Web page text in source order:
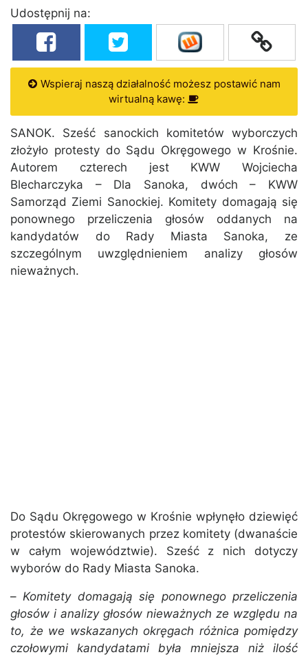
Udostępnij na:
Wspieraj naszą działalność możesz postawić nam
wirtualną kawę:
SANOK. Sześć sanockich komitetów wyborczych
złożyło protesty do Sądu Okręgowego w Krośnie.
Autorem czterech jest KWW Wojciecha
Blecharczyka – Dla Sanoka, dwóch – KWW
Samorząd Ziemi Sanockiej. Komitety domagają się
ponownego przeliczenia głosów oddanych na
kandydatów do Rady Miasta Sanoka, ze
szczególnym uwzględnieniem analizy głosów
nieważnych.
Do Sądu Okręgowego w Krośnie wpłynęło dziewięć
protestów skierowanych przez komitety (dwanaście
w całym województwie). Sześć z nich dotyczy
wyborów do Rady Miasta Sanoka.
–Komitety domagają się ponownego przeliczenia
głosów i analizy głosów nieważnych ze względu na
to, że we wskazanych okręgach różnica pomiędzy
czołowymi kandydatami była mniejsza niż ilość